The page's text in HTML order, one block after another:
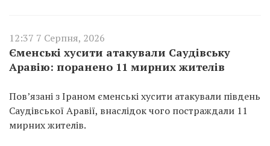
12:37 7 Серпня, 2026
Єменські хусити атакували Саудівську
Аравію: поранено 11 мирних жителів
Пов’язані з Іраном єменські хусити атакували південь
Саудівської Аравії, внаслідок чого постраждали 11
мирних жителів.